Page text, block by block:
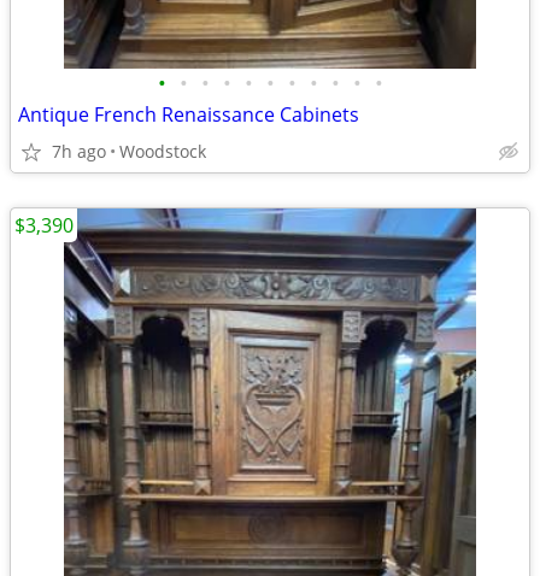
• • • • • • • • • • •
Antique French Renaissance Cabinets
7h ago Woodstock
$3,390